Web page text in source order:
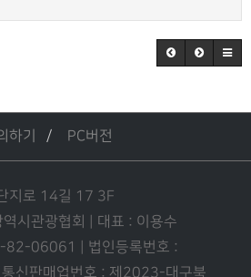
하기 PC버전
지로 14길 17 3F
시관광협회 | 대표 : 이용수
82-06061 | 법인등록번호 :
신판매업번호 : 제2023-대구북